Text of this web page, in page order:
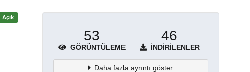
Açık
53
GÖRÜNTÜLEME
46
İNDIRILENLER
Daha fazla ayrıntı göster